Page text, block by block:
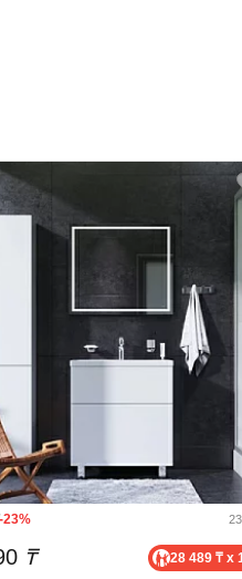
-23%
₸ 28 489 ₸ x